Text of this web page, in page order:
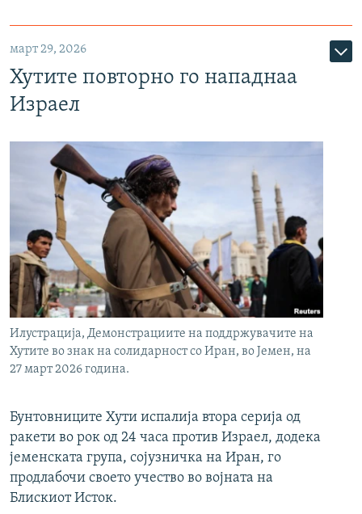
март 29, 2026
Хутите повторно го нападнаа
Израел
Илустрација, Демонстрациите на поддржувачите на
Хутите во знак на солидарност со Иран, во Јемен, на
27 март 2026 година.
Бунтовниците Хути испалија втора серија од
ракети во рок од 24 часа против Израел, додека
јеменската група, сојузничка на Иран, го
продлабочи своето учество во војната на
Блискиот Исток.